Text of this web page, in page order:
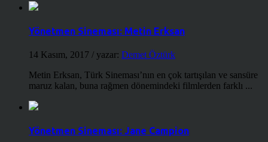
Yönetmen Sineması: Metin Erksan
14 Kasım, 2017 / yazar: Demet Öztürk
Metin Erksan, Türk Sineması’nın en çok tartışılan ve sansüre
maruz kalan, buna rağmen dönemindeki filmlerden farklı ...
Yönetmen Sineması: Jane Campion